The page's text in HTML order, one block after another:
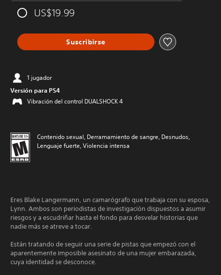
US$19.99
Suscribirse
1 jugador
Versión para PS4
Vibración del control DUALSHOCK 4
Contenido sexual, Derramamiento de sangre, Desnudos,
Lenguaje fuerte, Violencia intensa
Eres Blake Langermann, un camarógrafo que trabaja con su esposa,
Lynn. Ambos son periodistas de investigación dispuestos a asumir
riesgos y a escudriñar hasta el fondo para desvelar historias que
nadie más se atreve a tocar.
Están tratando de seguir una serie de pistas que empezó con el
aparentemente imposible asesinato de una mujer embarazada,
cuya identidad se desconoce.